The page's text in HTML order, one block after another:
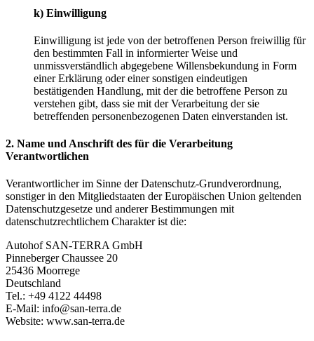
k) Einwilligung
Einwilligung ist jede von der betroffenen Person freiwillig für
den bestimmten Fall in informierter Weise und
unmissverständlich abgegebene Willensbekundung in Form
einer Erklärung oder einer sonstigen eindeutigen
bestätigenden Handlung, mit der die betroffene Person zu
verstehen gibt, dass sie mit der Verarbeitung der sie
betreffenden personenbezogenen Daten einverstanden ist.
2. Name und Anschrift des für die Verarbeitung
Verantwortlichen
Verantwortlicher im Sinne der Datenschutz-Grundverordnung,
sonstiger in den Mitgliedstaaten der Europäischen Union geltenden
Datenschutzgesetze und anderer Bestimmungen mit
datenschutzrechtlichem Charakter ist die:
Autohof SAN-TERRA GmbH
Pinneberger Chaussee 20
25436 Moorrege
Deutschland
Tel.: +49 4122 44498
E-Mail: info@san-terra.de
Website: www.san-terra.de